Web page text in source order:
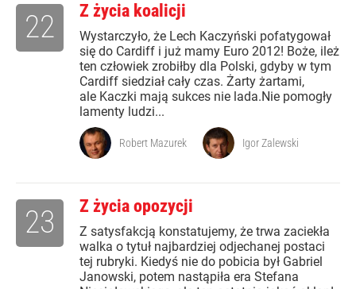
Z życia koalicji
Wystarczyło, że Lech Kaczyński pofatygował
się do Cardiff i już mamy Euro 2012! Boże, ileż
ten człowiek zrobiłby dla Polski, gdyby w tym
Cardiff siedział cały czas. Żarty żartami,
ale Kaczki mają sukces nie lada.Nie pomogły
lamenty ludzi...
22
Robert Mazurek Igor Zalewski
Z życia opozycji
Z satysfakcją konstatujemy, że trwa zaciekła
walka o tytuł najbardziej odjechanej postaci
tej rubryki. Kiedyś nie do pobicia był Gabriel
Janowski, potem nastąpiła era Stefana
23